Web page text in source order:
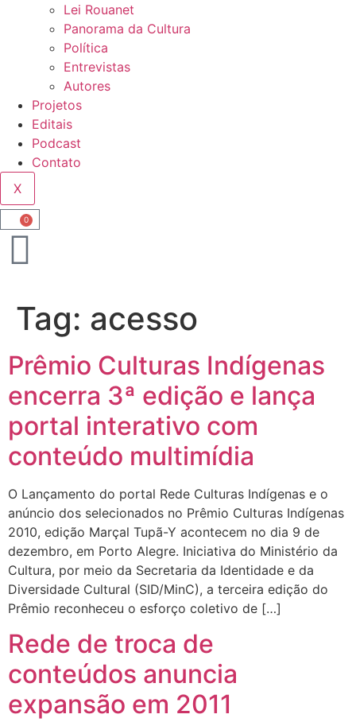
Lei Rouanet
Panorama da Cultura
Política
Entrevistas
Autores
Projetos
Editais
Podcast
Contato
X
0
Tag: acesso
Prêmio Culturas Indígenas
encerra 3ª edição e lança
portal interativo com
conteúdo multimídia
O Lançamento do portal Rede Culturas Indígenas e o
anúncio dos selecionados no Prêmio Culturas Indígenas
2010, edição Marçal Tupã-Y acontecem no dia 9 de
dezembro, em Porto Alegre. Iniciativa do Ministério da
Cultura, por meio da Secretaria da Identidade e da
Diversidade Cultural (SID/MinC), a terceira edição do
Prêmio reconheceu o esforço coletivo de […]
Rede de troca de
conteúdos anuncia
expansão em 2011